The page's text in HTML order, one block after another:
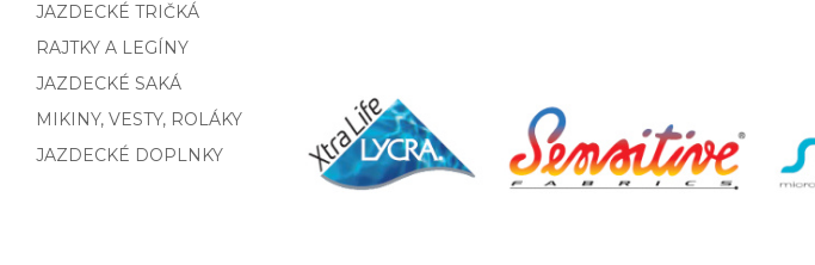
JAZDECKÉ TRIČKÁ
RAJTKY A LEGÍNY
JAZDECKÉ SAKÁ
MIKINY, VESTY, ROLÁKY
JAZDECKÉ DOPLNKY